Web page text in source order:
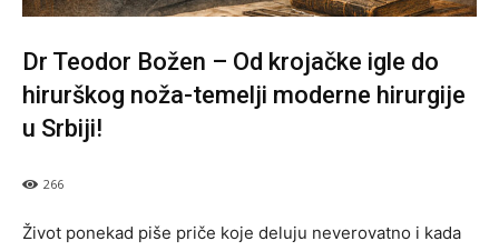
Dr Teodor Božen – Od krojačke igle do
hirurškog noža-temelji moderne hirurgije
u Srbiji!
266
Život ponekad piše priče koje deluju neverovatno i kada